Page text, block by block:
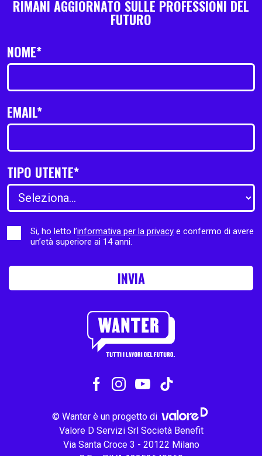
RIMANI AGGIORNATO SULLE PROFESSIONI DEL
FUTURO
NOME*
EMAIL*
TIPO UTENTE*
Si, ho letto l’informativa per la privacy e confermo di avere
un’età superiore ai 14 anni.
INVIA
© Wanter è un progetto di
Valore D Servizi Srl Società Benefit
Via Santa Croce 3 - 20122 Milano